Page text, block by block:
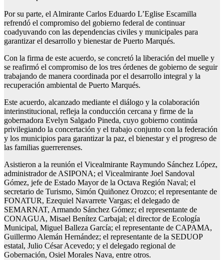
Por su parte, el Almirante Carlos Eduardo L’Eglise Escamilla
refrendó el compromiso del gobierno federal de continuar
coadyuvando con las dependencias civiles y municipales para
garantizar el desarrollo y bienestar de Puerto Marqués.
Con la firma de este acuerdo, se concretó la liberación del muelle y
se reafirmó el compromiso de los tres órdenes de gobierno de seguir
trabajando de manera coordinada por el desarrollo integral y la
recuperación ambiental de Puerto Marqués.
Este acuerdo, alcanzado mediante el diálogo y la colaboración
interinstitucional, refleja la conducción cercana y firme de la
gobernadora Evelyn Salgado Pineda, cuyo gobierno continúa
privilegiando la concertación y el trabajo conjunto con la federación
y los municipios para garantizar la paz, el bienestar y el progreso de
las familias guerrerenses.
Asistieron a la reunión el Vicealmirante Raymundo Sánchez López,
administrador de ASIPONA; el Vicealmirante Joel Sandoval
Gómez, jefe de Estado Mayor de la Octava Región Naval; el
secretario de Turismo, Simón Quiñonez Orozco; el representante de
FONATUR, Ezequiel Navarrete Vargas; el delegado de
SEMARNAT, Armando Sánchez Gómez; el representante de
CONAGUA, Misael Benítez Carbajal; el director de Ecología
Municipal, Miguel Balleza García; el representante de CAPAMA,
Guillermo Alemán Hernández; el representante de la SEDUOP
estatal, Julio César Acevedo; y el delegado regional de
Gobernación, Osiel Morales Nava, entre otros.